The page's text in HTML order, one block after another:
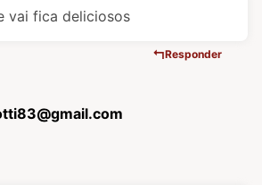
vai fica deliciosos
Responder